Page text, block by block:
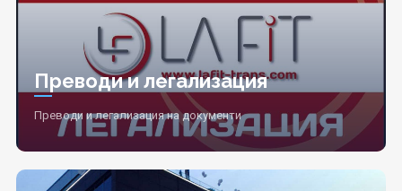
Преводи и легализация
Преводи и легализация на документи